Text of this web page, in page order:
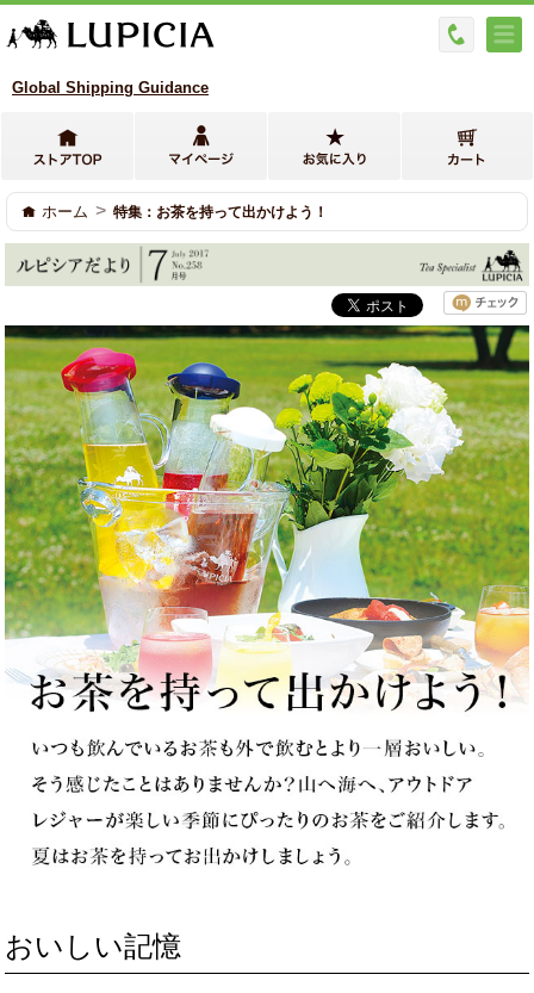
Global Shipping Guidance
ホーム > 特集：お茶を持って出かけよう！
おいしい記憶